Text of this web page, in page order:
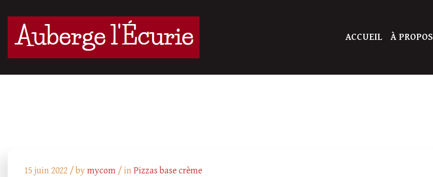
ACCUEIL À PROPOS
15 juin 2022 /bymycom / inPizzas base crème